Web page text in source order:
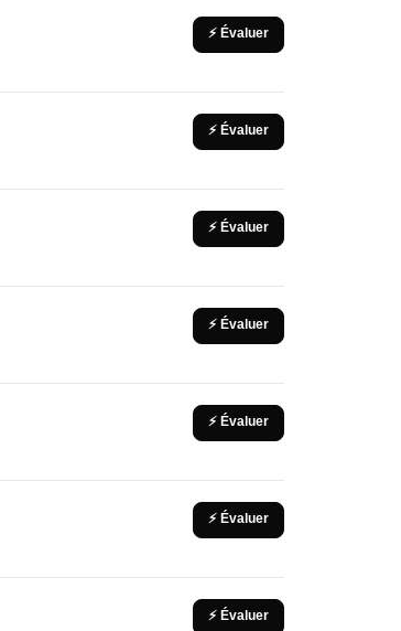
⚡ Évaluer
⚡ Évaluer
⚡ Évaluer
⚡ Évaluer
⚡ Évaluer
⚡ Évaluer
⚡ Évaluer